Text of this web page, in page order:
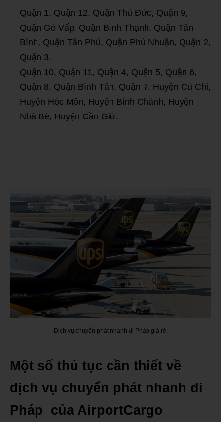
Quận 1, Quận 12, Quận Thủ Đức, Quận 9,
Quận Gò Vấp, Quận Bình Thạnh, Quận Tân
Bình, Quận Tân Phú, Quận Phú Nhuận, Quận 2,
Quận 3.
Quận 10, Quận 11, Quận 4, Quận 5, Quận 6,
Quận 8, Quận Bình Tân, Quận 7, Huyện Củ Chi,
Huyện Hóc Môn, Huyện Bình Chánh, Huyện
Nhà Bè, Huyện Cần Giờ.
Dịch vụ chuyển phát nhanh đi Pháp giá rẻ.
Một số thủ tục cần thiết về
dịch vụ chuyển phát nhanh đi
Pháp của AirportCargo